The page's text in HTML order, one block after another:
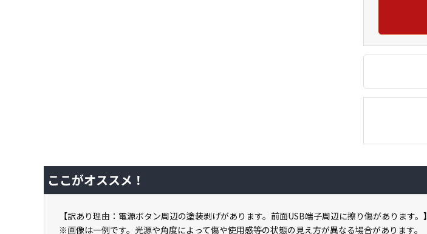
ここがオススメ！
【訳あり理由：電源ボタン周辺の塗装剥げがあります。前面USB端子周辺に擦り傷があります。】
※画像は一例です。光源や角度によって傷や使用感等の状態の見え方が異なる場合があります。